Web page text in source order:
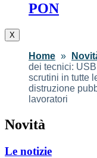
PON
X
Home
dei tecnici:
scrutini in tutte
distruzione
lavoratori
Novità
Le notizie